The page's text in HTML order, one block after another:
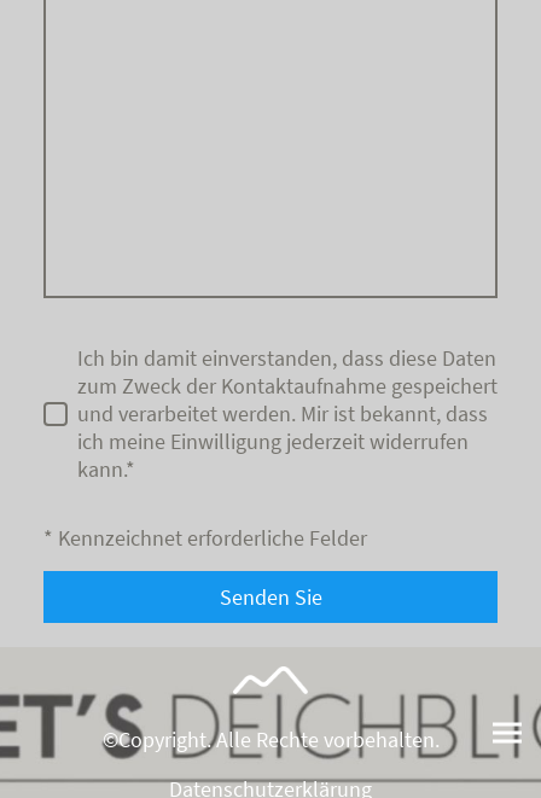
Ich bin damit einverstanden, dass diese Daten
zum Zweck der Kontaktaufnahme gespeichert
und verarbeitet werden. Mir ist bekannt, dass
ich meine Einwilligung jederzeit widerrufen
kann.*
* Kennzeichnet erforderliche Felder
Senden Sie
©Copyright. Alle Rechte vorbehalten.
Datenschutzerklärung